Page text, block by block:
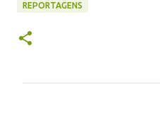
REPORTAGENS